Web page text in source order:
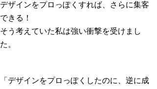
デザインをプロっぽくすれば、さらに集客
できる！
そう考えていた私は強い衝撃を受けまし
た。
「デザインをプロっぽくしたのに、逆に成